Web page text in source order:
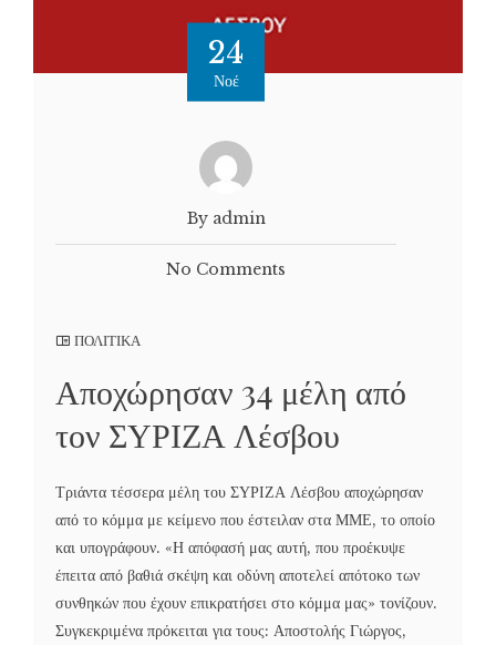
24
Νοέ
By admin
No Comments
ΠΟΛΙΤΙΚΑ
Αποχώρησαν 34 μέλη από
τον ΣΥΡΙΖΑ Λέσβου
Τριάντα τέσσερα μέλη του ΣΥΡΙΖΑ Λέσβου αποχώρησαν
από το κόμμα με κείμενο που έστειλαν στα ΜΜΕ, το οποίο
και υπογράφουν. «Η απόφασή μας αυτή, που προέκυψε
έπειτα από βαθιά σκέψη και οδύνη αποτελεί απότοκο των
συνθηκών που έχουν επικρατήσει στο κόμμα μας» τονίζουν.
Συγκεκριμένα πρόκειται για τους: Αποστολής Γιώργος,